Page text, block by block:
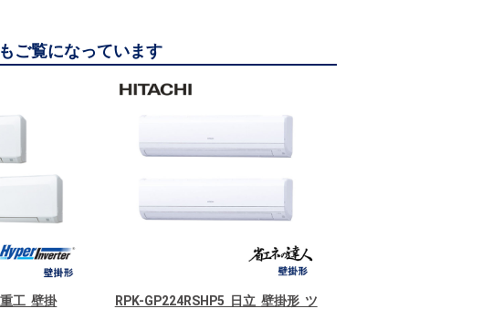
ご覧になっています
工 壁掛
RPK-GP224RSHP5 日立 壁掛形 ツ